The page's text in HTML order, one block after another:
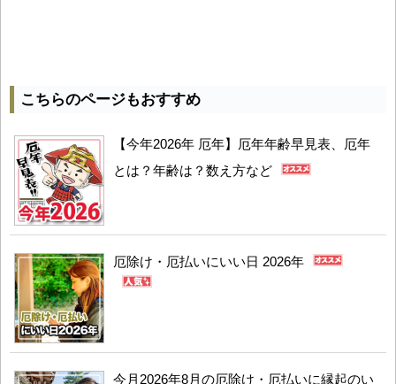
こちらのページもおすすめ
【今年2026年 厄年】厄年年齢早見表、厄年
とは？年齢は？数え方など
厄除け・厄払いにいい日 2026年
今月2026年8月の厄除け・厄払いに縁起のい